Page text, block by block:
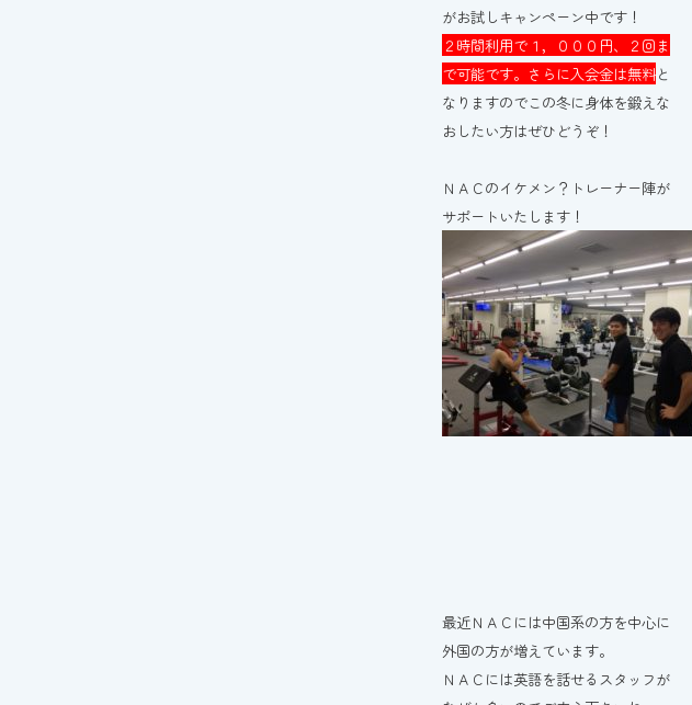
がお試しキャンペーン中です！
２時間利用で１，０００円、２回ま
で可能です。さらに入会金は無料と
なりますのでこの冬に身体を鍛えな
おしたい方はぜひどうぞ！
ＮＡＣのイケメン？トレーナー陣が
サポートいたします！
最近ＮＡＣには中国系の方を中心に
外国の方が増えています。
ＮＡＣには英語を話せるスタッフが